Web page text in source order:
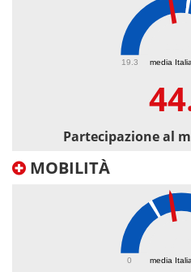
media
19.3
Partecipazione al
MOBILITÀ
media
0